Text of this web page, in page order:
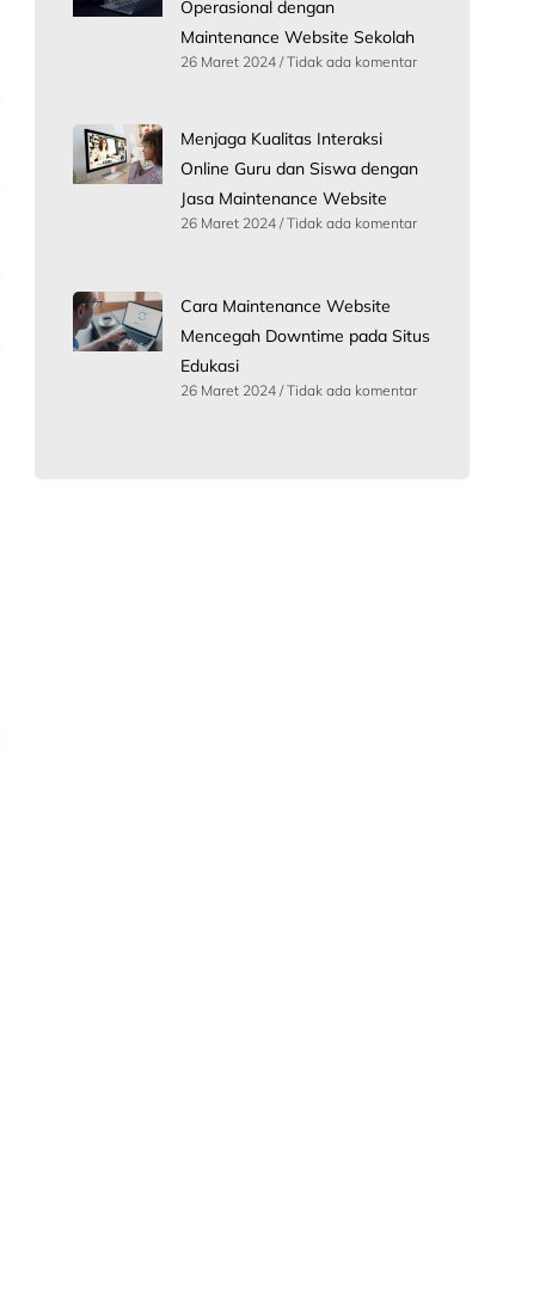
Operasional dengan
Maintenance Website Sekolah
26 Maret 2024 Tidak ada komentar
Menjaga Kualitas Interaksi
Online Guru dan Siswa dengan
Jasa Maintenance Website
26 Maret 2024 Tidak ada komentar
Cara Maintenance Website
Mencegah Downtime pada Situs
Edukasi
26 Maret 2024 Tidak ada komentar